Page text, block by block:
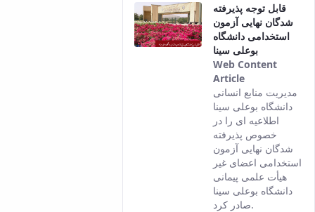
قابل توجه پذیرفته
شدگان نهایی آزمون
استخدامی دانشگاه
بوعلی سینا
Web Content
Article
This result
comes from
the Persian
version of
this content.
مدیریت منابع انسانی
دانشگاه بوعلی سینا
اطلاعیه ای را در
خصوص پذیرفته
شدگان نهایی آزمون
استخدامی اعضای غیر
هیأت علمی پیمانی
دانشگاه بوعلی سینا
صادر کرد.